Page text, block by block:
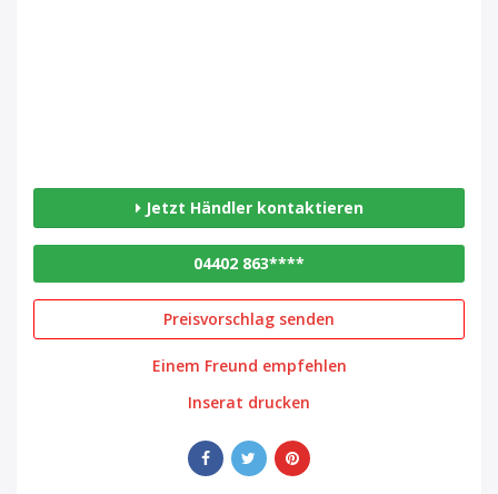
Jetzt Händler kontaktieren
04402 863****
Preisvorschlag senden
Einem Freund empfehlen
Inserat drucken